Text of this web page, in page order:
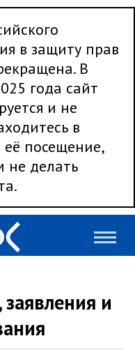
в защиту прав
В
года сайт
и не
в
её посещение,
не делать
и